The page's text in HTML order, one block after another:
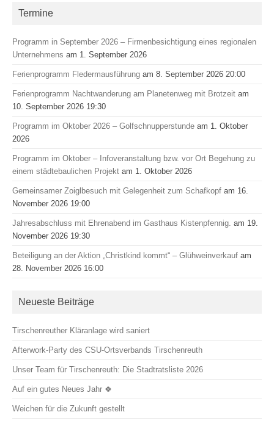
Termine
Programm in September 2026 – Firmenbesichtigung eines regionalen
Unternehmens am 1. September 2026
Ferienprogramm Fledermausführung am 8. September 2026 20:00
Ferienprogramm Nachtwanderung am Planetenweg mit Brotzeit am
10. September 2026 19:30
Programm im Oktober 2026 – Golfschnupperstunde am 1. Oktober
2026
Programm im Oktober – Infoveranstaltung bzw. vor Ort Begehung zu
einem städtebaulichen Projekt am 1. Oktober 2026
Gemeinsamer Zoiglbesuch mit Gelegenheit zum Schafkopf am 16.
November 2026 19:00
Jahresabschluss mit Ehrenabend im Gasthaus Kistenpfennig. am 19.
November 2026 19:30
Beteiligung an der Aktion „Christkind kommt“ – Glühweinverkauf am
28. November 2026 16:00
Neueste Beiträge
Tirschenreuther Kläranlage wird saniert
Afterwork-Party des CSU-Ortsverbands Tirschenreuth
Unser Team für Tirschenreuth: Die Stadtratsliste 2026
Auf ein gutes Neues Jahr 🍀
Weichen für die Zukunft gestellt